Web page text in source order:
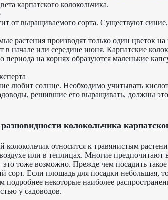
карпатского колокольчика.
от выращиваемого сорта. Существуют
растения производят только один цветок
в начале или середине июня. Карпатские
периода на корнях образуются маленькие
любит солнце. Необходимо учитывать
решившие его выращивать, должны
колокольчика
колокольчик относится к травянистым
или в теплицах. Многие предпочитают
это тоже возможно. Прежде чем посадить
сорт. Если площадь для посадки небольшая,
подробнее некоторые наиболее
у садоводов.